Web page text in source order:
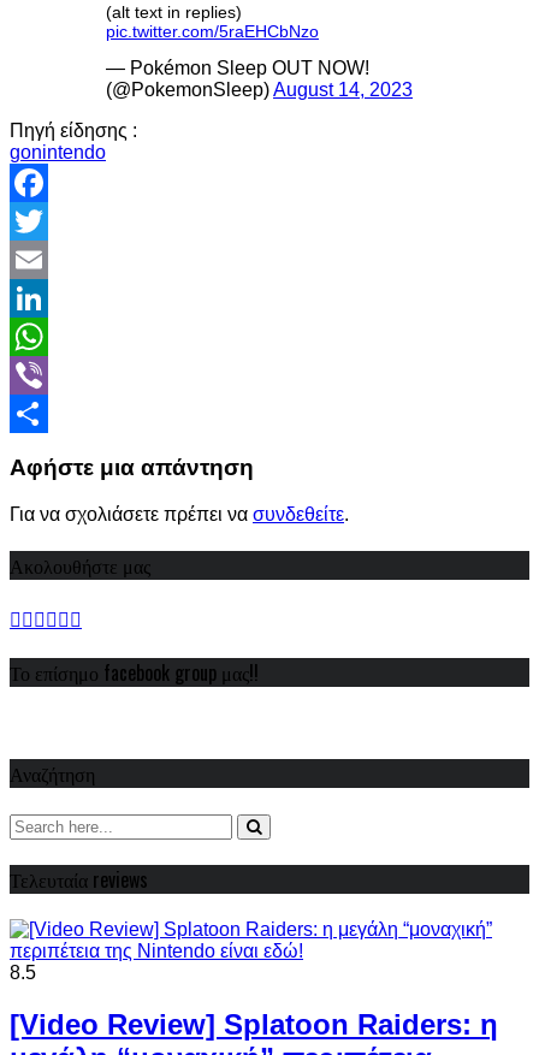
(alt text in replies)
pic.twitter.com/5raEHCbNzo
— Pokémon Sleep OUT NOW!
(@PokemonSleep)August 14, 2023
Πηγή είδησης :
gonintendo
Facebook
Twitter
Email
LinkedIn
WhatsApp
Viber
Αφήστε μια απάντηση
Για να σχολιάσετε πρέπει να συνδεθείτε.
Ακολουθήστε μας
Το επίσημο facebook group μας!!
Αναζήτηση
Τελευταία reviews
8.5
[Video Review] Splatoon Raiders: η